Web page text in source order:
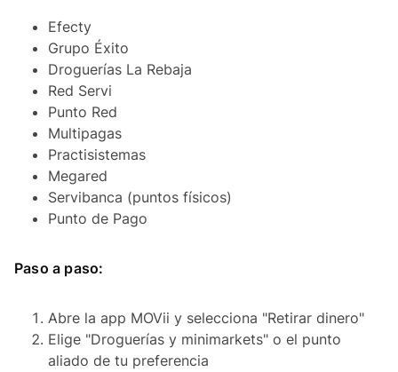
Efecty
Grupo Éxito
Droguerías La Rebaja
Red Servi
Punto Red
Multipagas
Practisistemas
Megared
Servibanca (puntos físicos)
Punto de Pago
Paso a paso:
Abre la app MOVii y selecciona "Retirar dinero"
Elige "Droguerías y minimarkets" o el punto
aliado de tu preferencia